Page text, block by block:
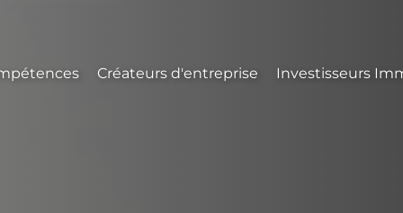
Créateurs d'entreprise Investisseurs